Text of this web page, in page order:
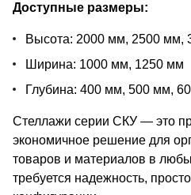
Доступные размеры:
Высота: 2000 мм, 2500 мм,
Ширина: 1000 мм, 1250 мм
Глубина: 400 мм, 500 мм,
Стеллажи серии СКУ — это
экономичное решение для
товаров и материалов в
требуется надежность,